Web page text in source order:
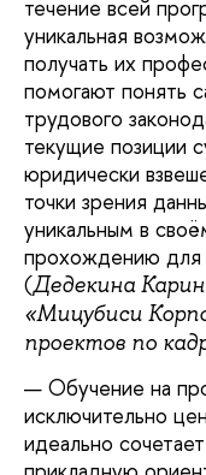
течение всей
уникальная
получать их
помогают понять
трудового
текущие позиции
юридически
точки зрения
уникальным в
прохождению для
(Дедекина
«Мицубиси
проектов по
Обучение на
исключительно
идеально